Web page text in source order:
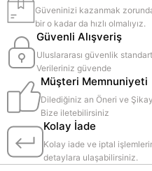
Güveninizi kazanmak
bir o kadar da hızlı olmalıyız.
Güvenli Alışveriş
Uluslararası güvenlik
Verileriniz güvende
Müşteri Memnuniyeti
Dilediğiniz an Öneri ve
Bize iletebilirsiniz
Kolay İade
Kolay iade ve iptal
detaylara ulaşabilirsiniz.